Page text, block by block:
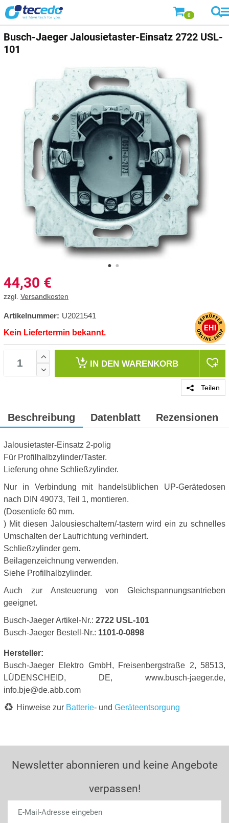
0
Busch-Jaeger Jalousietaster-Einsatz 2722 USL-
101
44,30 €
zzgl. Versandkosten
Artikelnummer: U2021541
Kein Liefertermin bekannt.
IN DEN WARENKORB
Teilen
Beschreibung Datenblatt Rezensionen
Jalousietaster-Einsatz 2-polig
Für Profilhalbzylinder/Taster.
Lieferung ohne Schließzylinder.
Nur in Verbindung mit handelsüblichen UP-Gerätedosen
nach DIN 49073, Teil 1, montieren.
(Dosentiefe 60 mm.
) Mit diesen Jalousieschaltern/-tastern wird ein zu schnelles
Umschalten der Laufrichtung verhindert.
Schließzylinder gem.
Beilagenzeichnung verwenden.
Siehe Profilhalbzylinder.
Auch zur Ansteuerung von Gleichspannungsantrieben
geeignet.
Busch-Jaeger Artikel-Nr.: 2722 USL-101
Busch-Jaeger Bestell-Nr.: 1101-0-0898
Hersteller:
Busch-Jaeger Elektro GmbH, Freisenbergstraße 2, 58513,
LÜDENSCHEID, DE, www.busch-jaeger.de,
info.bje@de.abb.com
Hinweise zur Batterie- und Geräteentsorgung
Newsletter abonnieren und keine Angebote
verpassen!